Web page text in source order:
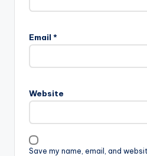
Email *
Website
Save my name, email, and